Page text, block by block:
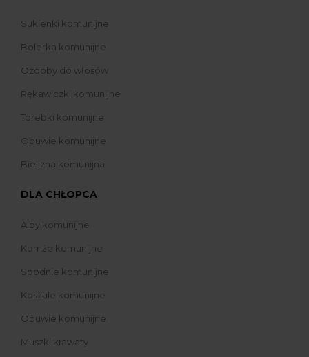
Sukienki komunijne
Bolerka komunijne
Ozdoby do włosów
Rękawiczki komunijne
Torebki komunijne
Obuwie komunijne
Bielizna komunijna
DLA CHŁOPCA
Alby komunijne
Komże komunijne
Spodnie komunijne
Koszule komunijne
Obuwie komunijne
Muszki krawaty